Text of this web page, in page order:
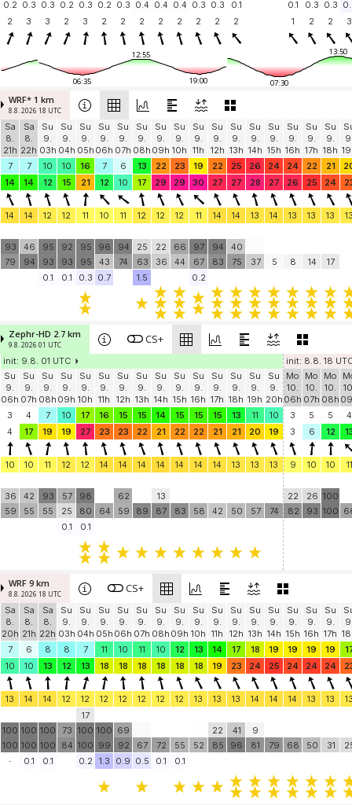
0.2 0.3 0.3 0.2 0.3 0.2 0.3 0.4 0.4 0.4 0.3 0.3 0.1 0.1 0.3 0.3
2
3 3 2 3 2 2 2 2 2 2 2 2 1 2 2 3
12:55
06:35 19:00
13:50
07:30
WRF* 1 km
8.8. 2026 18 UTC
Sa
8.
21h
Sa
8.
22h
Su
9.
03h
Su
9.
04h
Su
9.
05h
Su
9.
06h
Su
9.
07h
Su
9.
08h
Su
9.
09h
Su
9.
10h
Su
9.
11h
Su
9.
12h
Su
9.
13h
Su
9.
14h
Su
9.
15h
Su
9.
16h
Su
9.
17h
Su
9.
18h
7
7 10 10 16 7 6 13 22 23 19 22 25 26 24 24 22 21
14
14 12 15 21 12 10 17 29 29 30 27 27 28 27 26 25 24
14 14 12 12 11 10 11 12 12 12 11 14 14 13 14 13 13 13
93
79
46
94
95
93
92
93
95
95
96
43
94
74
25
63
22
36
66
44
97
67
94
83
40
75
37 5 8 14
17
0.1
0.1 0.3 0.7 1.5 0.2
Zephr-HD 2.7 km
9.8. 2026 01 UTC CS+
init: 9.8. 01 UTC
init: 8.8. 18
Su
9.
06h
Su
9.
07h
Su
9.
08h
Su
9.
09h
Su
9.
10h
Su
9.
11h
Su
9.
12h
Su
9.
13h
Su
9.
14h
Su
9.
15h
Su
9.
16h
Su
9.
17h
Su
9.
18h
Su
9.
19h
Su
9.
20h
Mo
10.
06h
Mo
10.
07h
Mo
10.
08h
3
4 7 10 17 16 15 15 14 15 15 15 13 11 10 3 5 5
4
4
17 19 19 27 23 23 22 21 22 22 21 21 20 19 3 6 12
10 10 11 12 12 14 14 14 14 14 14 14 13 13 13 9 10 10 11
36
59
42
55
93
55
57
25
98
80
64
62
59
89
13
87
83 58 42 50 57 74
22
82
26
93
100
100
0.1
0.1
WRF 9 km
8.8. 2026 18 UTC CS+
Sa
8.
20h
Sa
8.
21h
Sa
8.
22h
Su
9.
03h
Su
9.
04h
Su
9.
05h
Su
9.
06h
Su
9.
07h
Su
9.
08h
Su
9.
09h
Su
9.
10h
Su
9.
11h
Su
9.
12h
Su
9.
13h
Su
9.
14h
Su
9.
15h
Su
9.
16h
Su
9.
17h
7
6 8 8 7 11 10 11 10 12 13 14 17 18 19 19 19 19
10
10 13 12 13 18 18 18 18 18 18 19 23 24 25 24 24 24
13 14 14 12 12 12 12 12 12 12 13 13 13 14 14 14 13 13
100
100
100
100
100
100
73
84
17
100
100
100
99
69
92
67 72 55 52
22
85
41
96
9
81
79 68 50 31
-
0.1 0.1 0.2 1.3 0.9 0.5 0.1 0.1